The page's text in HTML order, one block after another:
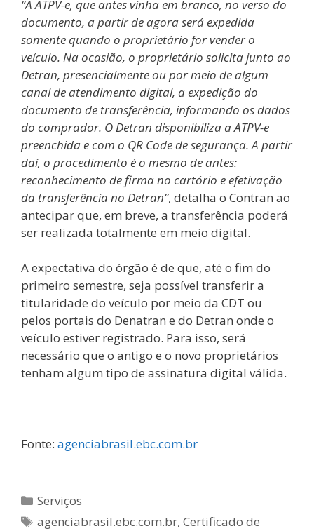
“A ATPV-e, que antes vinha em branco, no verso do
documento, a partir de agora será expedida
somente quando o proprietário for vender o
veículo. Na ocasião, o proprietário solicita junto ao
Detran, presencialmente ou por meio de algum
canal de atendimento digital, a expedição do
documento de transferência, informando os dados
do comprador. O Detran disponibiliza a ATPV-e
preenchida e com o QR Code de segurança. A partir
daí, o procedimento é o mesmo de antes:
reconhecimento de firma no cartório e efetivação
da transferência no Detran”, detalha o Contran ao
antecipar que, em breve, a transferência poderá
ser realizada totalmente em meio digital.
A expectativa do órgão é de que, até o fim do
primeiro semestre, seja possível transferir a
titularidade do veículo por meio da CDT ou
pelos portais do Denatran e do Detran onde o
veículo estiver registrado. Para isso, será
necessário que o antigo e o novo proprietários
tenham algum tipo de assinatura digital válida.
Fonte: agenciabrasil.ebc.com.br
Serviços
agenciabrasil.ebc.com.br,Certificado de